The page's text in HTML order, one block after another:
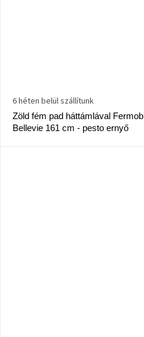
Zöld fém pad háttámlával Fermob
Bellevie 161 cm - pesto ernyő
6 héten belül szállítunk